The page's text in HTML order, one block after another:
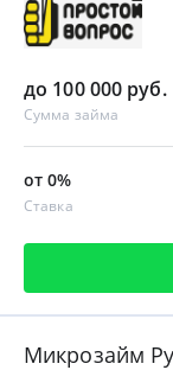
до 100 000 руб.
Сумма займа
от 0%
Ставка
Микрозайм